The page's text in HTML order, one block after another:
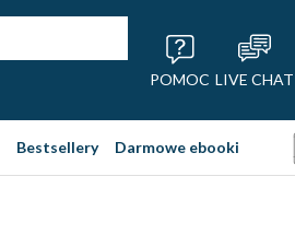
POMOC LIVE CHAT
Bestsellery Darmowe ebooki